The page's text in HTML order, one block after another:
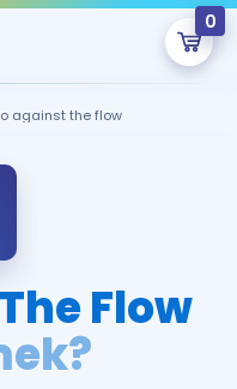
0
Boş.
onlarca eğitim seni
against the flow
Flow